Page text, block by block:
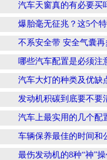
汽车天窗真的有必要买
爆胎毫无征兆？这5个
不系安全带 安全气囊再
哪些汽车配置是必须注
汽车大灯的种类及优缺
发动机积碳到底要不要
汽车上最实用的几个配
车辆保养最佳的时间和
最伤发动机的8种“神”